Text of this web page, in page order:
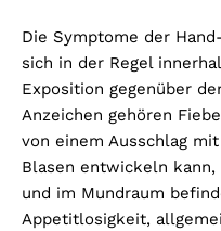
Die Symptome der
sich in der Regel
Exposition gegenüber
Anzeichen gehören
von einem Ausschlag
Blasen entwickeln kann,
und im Mundraum
Appetitlosigkeit,